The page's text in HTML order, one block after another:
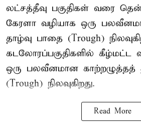
லட்சத்தீவு பகுதிகள் வரை
கேரளா வழியாக ஒரு
தாழ்வு பாதை (Trough)
கடலோரப்பகுதிகளில் கீழ்மட்ட
ஒரு பலவீனமான காற்றழுத்தத்
(Trough) நிலவுகிறது.
Read More